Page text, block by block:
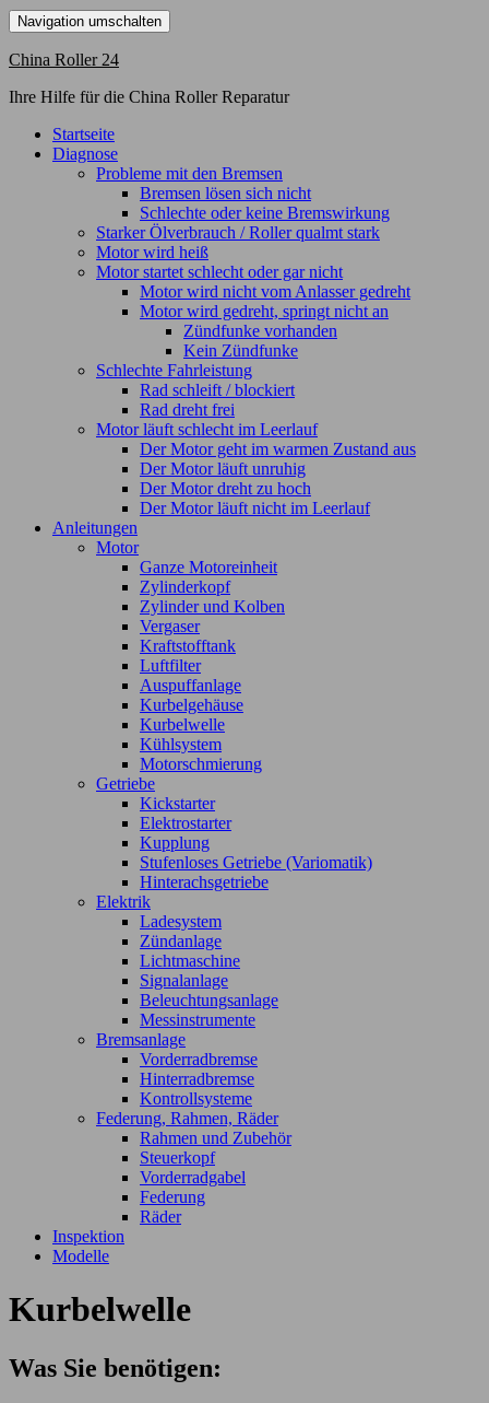
Navigation umschalten
China Roller 24
Ihre Hilfe für die China Roller Reparatur
Startseite
Diagnose
Probleme mit den Bremsen
Bremsen lösen sich nicht
Schlechte oder keine Bremswirkung
Starker Ölverbrauch / Roller qualmt stark
Motor wird heiß
Motor startet schlecht oder gar nicht
Motor wird nicht vom Anlasser gedreht
Motor wird gedreht, springt nicht an
Zündfunke vorhanden
Kein Zündfunke
Schlechte Fahrleistung
Rad schleift / blockiert
Rad dreht frei
Motor läuft schlecht im Leerlauf
Der Motor geht im warmen Zustand aus
Der Motor läuft unruhig
Der Motor dreht zu hoch
Der Motor läuft nicht im Leerlauf
Anleitungen
Motor
Ganze Motoreinheit
Zylinderkopf
Zylinder und Kolben
Vergaser
Kraftstofftank
Luftfilter
Auspuffanlage
Kurbelgehäuse
Kurbelwelle
Kühlsystem
Motorschmierung
Getriebe
Kickstarter
Elektrostarter
Kupplung
Stufenloses Getriebe (Variomatik)
Hinterachsgetriebe
Elektrik
Ladesystem
Zündanlage
Lichtmaschine
Signalanlage
Beleuchtungsanlage
Messinstrumente
Bremsanlage
Vorderradbremse
Hinterradbremse
Kontrollsysteme
Federung, Rahmen, Räder
Rahmen und Zubehör
Steuerkopf
Vorderradgabel
Federung
Räder
Inspektion
Modelle
Kurbelwelle
Was Sie benötigen: